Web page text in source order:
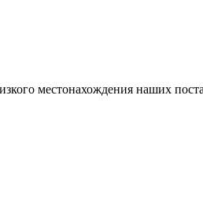
местонахождения наших